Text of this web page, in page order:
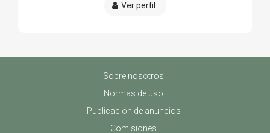
Ver perfil
Sobre nosotros
Normas de uso
Publicación de anuncios
Comisiones